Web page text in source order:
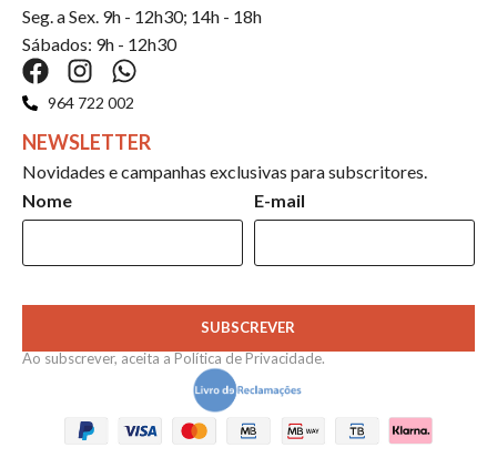
Seg. a Sex. 9h - 12h30; 14h - 18h
Sábados: 9h - 12h30
964 722 002
NEWSLETTER
Novidades e campanhas exclusivas para subscritores.
Nome
E-mail
SUBSCREVER
Ao subscrever, aceita a Política de Privacidade.